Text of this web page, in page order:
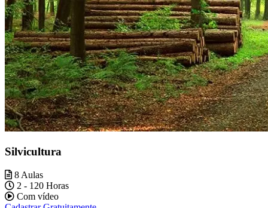
Silvicultura
8 Aulas
2 - 120 Horas
Com vídeo